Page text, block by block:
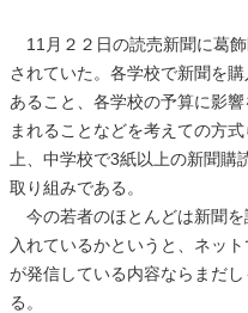
11月２２日の読売新聞に葛
されていた。各学校で新聞を
あること、各学校の予算に影
まれることなどを考えての方
上、中学校で3紙以上の新聞
取り組みである。
今の若者のほとんどは新聞
入れているかというと、ネッ
が発信している内容ならまだ
る。